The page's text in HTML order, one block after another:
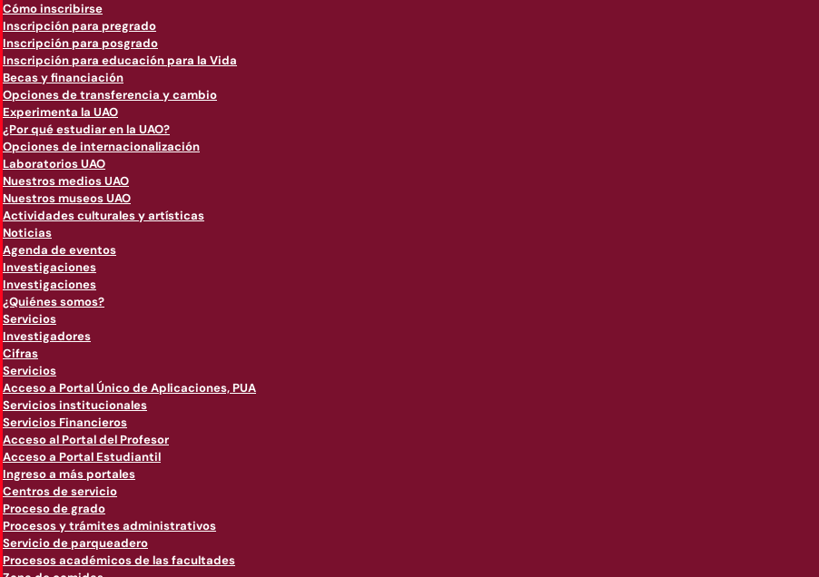
Cómo inscribirse
Inscripción para pregrado
Inscripción para posgrado
Inscripción para educación para la Vida
Becas y financiación
Opciones de transferencia y cambio
Experimenta la UAO
¿Por qué estudiar en la UAO?
Opciones de internacionalización
Laboratorios UAO
Nuestros medios UAO
Nuestros museos UAO
Actividades culturales y artísticas
Noticias
Agenda de eventos
Investigaciones
Investigaciones
¿Quiénes somos?
Servicios
Investigadores
Cifras
Servicios
Acceso a Portal Único de Aplicaciones, PUA
Servicios institucionales
Servicios Financieros
Acceso al Portal del Profesor
Acceso a Portal Estudiantil
Ingreso a más portales
Centros de servicio
Proceso de grado
Procesos y trámites administrativos
Servicio de parqueadero
Procesos académicos de las facultades